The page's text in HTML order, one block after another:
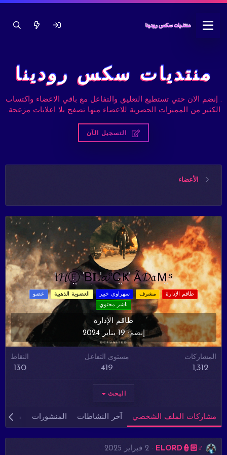
منتديات سكس رودينا
. إنضم الان حتي تستطيع التعليق والتفاعل مع باقي الاعضاء واكتساب
الكثير من المميزات الحصرية للاعضاء منها تصفح بلا اعلانات مزعجة.
التسجيل الآن
الأعضاء
𝔱𝓗Ⓔ Β𝐋𝓪℃Ҝ Ã𝓓𝔞Ｍˢ
طاقم الإدارة مشرف سهراوي خبير العضوية الذهبية
عضو
ناشر محتوي
طاقم الإدارة
إنضم 19 يناير 2024
المشاركات
1,312
مستوى التفاعل
419
النقاط
130
البحث
مشاركات الملف الشخصي آخر النشاطات المنشورات
ELORD👮🏻♂️ 2 فبراير 2025